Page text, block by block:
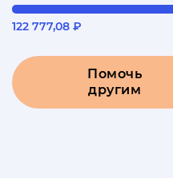
122 777,08 ₽
Помочь
другим